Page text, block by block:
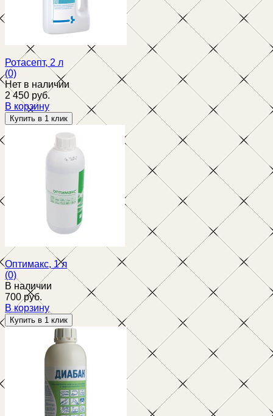
сравнить
Ротасепт, 2 л
(0)
Нет в наличии
2 450 руб.
В корзину
избранное сравнить
Оптимакс, 1 л
(0)
В наличии
700 руб.
В корзину